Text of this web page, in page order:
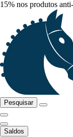
15% nos produtos
Pesquisar
Saldos